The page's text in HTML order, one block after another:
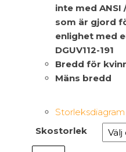
inte med ANSI
som är gjord
enlighet med
DGUV112-191
Bredd för
Mäns bredd
Storleksdiagram
Skostorlek